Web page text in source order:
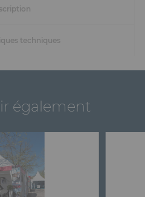
techniques
également